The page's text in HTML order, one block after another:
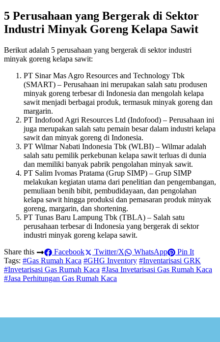
5 Perusahaan yang Bergerak di Sektor
Industri Minyak Goreng Kelapa Sawit
Berikut adalah 5 perusahaan yang bergerak di sektor industri
minyak goreng kelapa sawit:
PT Sinar Mas Agro Resources and Technology Tbk
(SMART) – Perusahaan ini merupakan salah satu produsen
minyak goreng terbesar di Indonesia dan mengolah kelapa
sawit menjadi berbagai produk, termasuk minyak goreng dan
margarin.
PT Indofood Agri Resources Ltd (Indofood) – Perusahaan ini
juga merupakan salah satu pemain besar dalam industri kelapa
sawit dan minyak goreng di Indonesia.
PT Wilmar Nabati Indonesia Tbk (WLBI) – Wilmar adalah
salah satu pemilik perkebunan kelapa sawit terluas di dunia
dan memiliki banyak pabrik pengolahan minyak sawit.
PT Salim Ivomas Pratama (Grup SIMP) – Grup SIMP
melakukan kegiatan utama dari penelitian dan pengembangan,
pemuliaan benih bibit, pembudidayaan, dan pengolahan
kelapa sawit hingga produksi dan pemasaran produk minyak
goreng, margarin, dan shortening.
PT Tunas Baru Lampung Tbk (TBLA) – Salah satu
perusahaan terbesar di Indonesia yang bergerak di sektor
industri minyak goreng kelapa sawit.
Share this
Facebook Twitter/X WhatsApp
Pin It
Tags: #Gas Rumah Kaca #GHG Inventory #Inventarisasi GRK
#Invetarisasi Gas Rumah Kaca #Jasa Invetarisasi Gas Rumah Kaca
#Jasa Perhitungan Gas Rumah Kaca